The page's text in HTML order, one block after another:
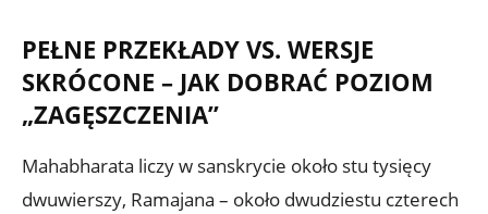
PEŁNE PRZEKŁADY VS. WERSJE
SKRÓCONE – JAK DOBRAĆ POZIOM
„ZAGĘSZCZENIA”
Mahabharata liczy w sanskrycie około stu tysięcy
dwuwierszy, Ramajana – około dwudziestu czterech